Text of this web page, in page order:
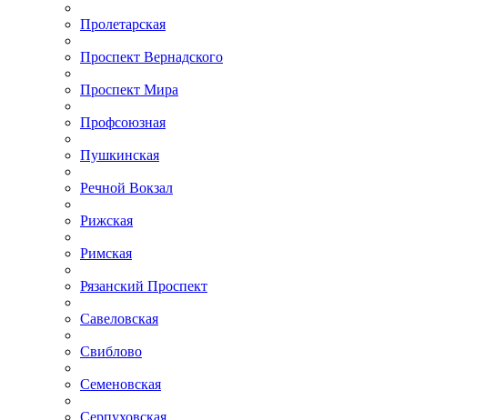
Пролетарская
Проспект Вернадского
Проспект Мира
Профсоюзная
Пушкинская
Речной Вокзал
Рижская
Римская
Рязанский Проспект
Савеловская
Свиблово
Семеновская
Серпуховская